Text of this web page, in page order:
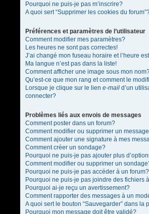
Pourquoi ne puis-je pas m’inscrire?
A quoi sert “Supprimer les cookies du
Préférences et paramètres de l’utilisateur
Comment modifier mes paramètres?
Les heures ne sont pas correctes!
J’ai changé mon fuseau horaire et l’heure
Ma langue n’est pas dans la liste!
Comment afficher une image sous mon
Qu’est-ce que mon rang et comment le
Lorsque je clique sur le lien e-mail d’un
connecter?
Problèmes liés aux envois de messages
Comment poster dans un forum?
Comment modifier ou supprimer un
Comment ajouter une signature à mes
Comment créer un sondage?
Pourquoi ne puis-je pas ajouter plus
Comment modifier ou supprimer un
Pourquoi ne puis-je pas accéder à un forum?
Pourquoi ne puis-je pas joindre des fichiers
Pourquoi ai-je reçu un avertissement?
Comment rapporter des messages à un
A quoi sert le bouton “Sauvegarder” dans
Pourquoi mon message doit être validé?